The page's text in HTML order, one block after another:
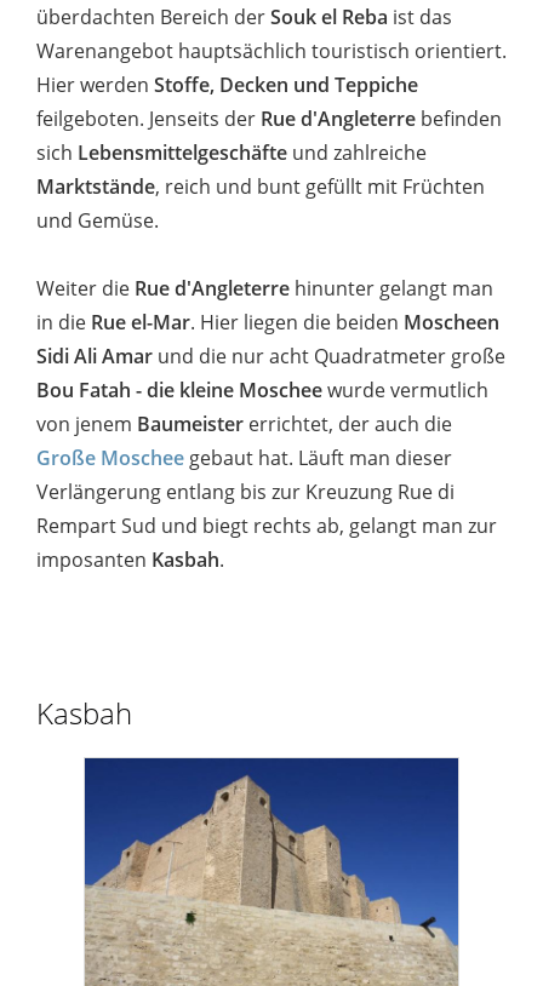
überdachten Bereich derSouk el Reba ist das
Warenangebot hauptsächlich touristisch orientiert.
Hier werden Stoffe, Decken und Teppiche
feilgeboten. Jenseits der Rue d'Angleterre befinden
sich Lebensmittelgeschäfte und zahlreiche
Marktstände, reich und bunt gefüllt mit Früchten
und Gemüse.
Weiter die Rue d'Angleterre hinunter gelangt man
in die Rue el-Mar. Hier liegen die beiden Moscheen
Sidi Ali Amar und die nur acht Quadratmeter große
Bou Fatah - die kleine Moscheewurde vermutlich
von jenem Baumeister errichtet, der auch die
Große Moschee gebaut hat. Läuft man dieser
Verlängerung entlang bis zur Kreuzung Rue di
Rempart Sud und biegt rechts ab, gelangt man zur
imposanten Kasbah.
Kasbah